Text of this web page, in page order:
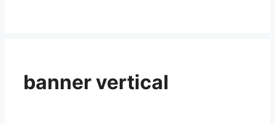
banner vertical